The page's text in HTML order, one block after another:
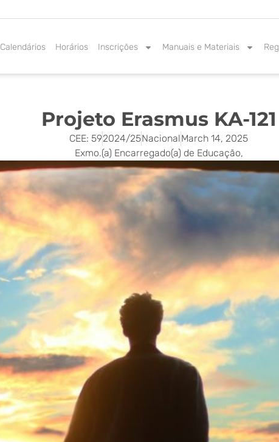
Calendários Horários Inscrições Manuais e Materiais
Projeto Erasmus KA-121
CEE: 592024/25NacionalMarch 14, 2025
Exmo.(a) Encarregado(a) de Educação,